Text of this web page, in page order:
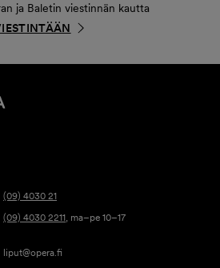
ja Baletin viestinnän kautta
(09) 4030 21
(09) 4030 2211, ma–pe 10–17
liput@opera.fi